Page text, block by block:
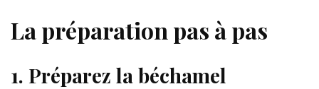
La préparation pas à pas
1. Préparez la béchamel